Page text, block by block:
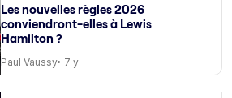
Les nouvelles règles 2026
conviendront-elles à Lewis
Hamilton ?
Paul Vaussy 7 y